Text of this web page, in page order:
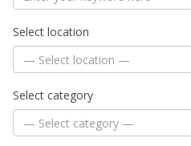
Select location
Select category